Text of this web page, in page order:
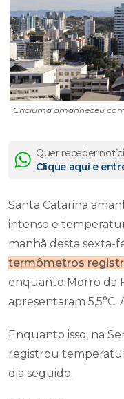
Criciúma amanheceu
Quer receber
Clique aqui e
Santa Catarina
intenso e
manhã desta sexta-
termômetros
enquanto Morro da
apresentaram 5,5°C.
Enquanto isso, na
registrou
dia seguido.